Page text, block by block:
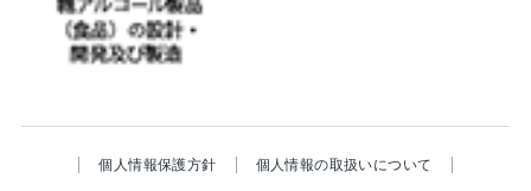
個人情報保護方針 個人情報の取扱いについて